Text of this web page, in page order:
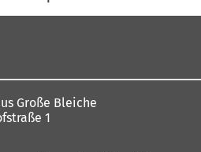
Große Bleiche
1